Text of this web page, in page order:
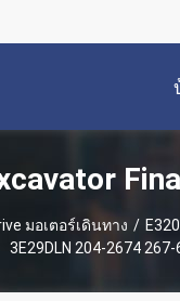
มอเตอร์เดินทาง /
3E29DLN 204-2674